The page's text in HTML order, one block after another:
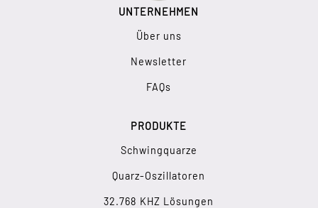
UNTERNEHMEN
Über uns
Newsletter
FAQs
PRODUKTE
Schwingquarze
Quarz-Oszillatoren
32.768 KHZ Lösungen